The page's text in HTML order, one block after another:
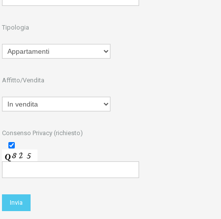
Tipologia
Affitto/Vendita
Consenso Privacy (richiesto)